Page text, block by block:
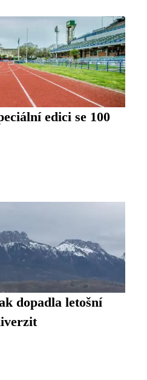
edici se 100
dopadla letošní